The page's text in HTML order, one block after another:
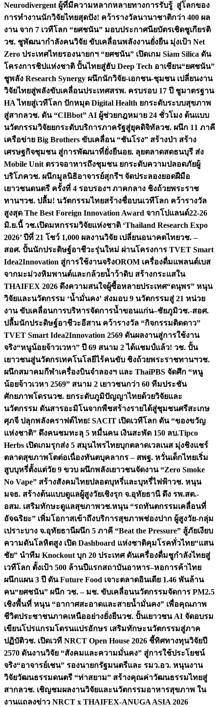
Neurodivergent ผู้ที่มีความหลากหลายทางการรับรู้ สู่โลกของ
การทำงานนักวิจัยไทยสุดปัง! คว้ารางวัลนานาชาติกว่า 400 ผล
งาน จาก 7 เวทีโลก “ยศชนัน” มอบประกาศนียบัตรเชิดชูเกียรติ
วช. ชูพัฒนากำลังคนวิจัย ขับเคลื่อนพลังงานยั่งยืน มุ่งเป้า Net
Zero ประเทศไทยรองนายกฯ “ยศชนัน” เปิดเกม Siam Silica ดัน
โครงการชิปแห่งชาติ ปั้นไทยสู่ฮับ Deep Tech อาเซียน“ยศชนัน”
ชูพลัง Research Synergy ผนึกนักวิจัย-เอกชน-ชุมชน เปลี่ยนงาน
วิจัยไทยสู่พลังขับเคลื่อนประเทศสรพ. ครบรอบ 17 ปี ชูมาตรฐาน
HA ไทยสู่เวทีโลก ปักหมุด Digital Health ยกระดับระบบสุขภาพ
สู่สากลวช. ดัน “CIBbot” AI ผู้ช่วยกฎหมาย 24 ชั่วโมง ต้นแบบ
นวัตกรรมวิจัยยกระดับบริการภาครัฐสู่ยุคดิจิทัลวช. ผนึก 11 ภาคี
เครือข่าย Big Brothers ขับเคลื่อน “ชันโรง” สร้างป่า สร้าง
เศรษฐกิจชุมชน สู่การพัฒนาที่ยั่งยืนอย. ลุยตลาดสดธนบุรี ส่ง
Mobile Unit ตรวจอาหารถึงชุมชน ยกระดับความปลอดภัยผู้
บริโภควช. ผนึกมูลนิธิอาจารย์สุกรีฯ จัดประลองยอดฝีมือ
เยาวชนดนตรี ครั้งที่ 4 รอบรองฯ ภาคกลาง ชิงถ้วยพระราช
ทานฯวช. ปลื้ม! นวัตกรรมไทยสร้างชื่อบนเวทีโลก คว้ารางวัล
สูงสุด The Best Foreign Innovation Award จากโปแลนด์22-26
มิ.ย.นี้ วช.เปิดมหกรรมวิจัยแห่งชาติ ‘Thailand Research Expo
2026’ ปีที่ 21 โชว์ 1,000 ผลงานวิจัย เปลี่ยนอนาคตไทยวช. –
สอศ. ปั้นนักประดิษฐ์อาชีวะรุ่นใหม่ ผ่านโครงการ TVET Smart
Idea2Innovation สู่การใช้งานจริงOROM เครื่องดื่มแพลนต์เบส
จากมะม่วงหิมพานต์และกล้วยน้ำว้าดิบ สร้างกระแสใน
THAIFEX 2026 ดึงความสนใจผู้ซื้อหลายประเทศ“ดนุพร” หนุน
วิจัยและนวัตกรรม ‘น้ำมั่นคง’ ส่งมอบ 9 นวัตกรรมสู่ 21 หน่วย
งาน ขับเคลื่อนการบริหารจัดการน้ำขอนแก่น–ชัยภูมิวช.-สอศ.
ปลื้มนักประดิษฐ์อาชีวะอีสาน คว้ารางวัล “กิจกรรมติดดาว”
TVET Smart Idea2Innovation 2569 ดันผลงานสู่การใช้งาน
จริง“หนูน้อยจ้าวเวหา” ปี 69 สนาม 2 ได้แชมป์แล้ว! วช. ปั้น
เยาวชนสู่นวัตกรเทคโนโลยีไร้คนขับ ชิงถ้วยพระราชทานฯวช.
ผนึกสมาคมกีฬาเครื่องบินจำลองฯ และ ThaiPBS จัดศึก “หนู
น้อยจ้าวเวหา 2569” สนาม 2 เยาวชนกว่า 60 ทีมประชัน
ศักยภาพโดรนวช. ยกระดับภูมิปัญญาไทยด้วยวิจัยและ
นวัตกรรม ดันสารอะมิโนจากพืชสร้างรายได้สู่ชุมชนศรีสะเกษ
ศุภจี ปลุกพลังคราฟต์ไทย! SACIT เปิดเวทีโลก ดัน “ของขวัญ
แห่งชาติ” ดึงคนชมทะลุ 5 หมื่นคน เงินสะพัด 150 ลบ.Tipco
Herbs เปิดเกมรุกส่ง 5 สมุนไพรไทยบุกตลาดเวลเนส มุ่งชิงแชร์
ตลาดสุขภาพโตต่อเนื่องทันตบุคลากร – สพฐ. หวั่นเด็กไทยเริ่ม
สูบบุหรี่ตั้งแต่วัย 9 ขวบ ผนึกพลังเยาวชนจัดงาน “Zero Smoke
No Vape” สร้างสังคมไทยปลอดบุหรี่และบุหรี่ไฟฟ้าวช. หนุน
มจธ. สร้างต้นแบบดูแลผู้สูงวัยเชิงรุก จ.อุทัยธานี ดึง รพ.สต.-
อสม. เสริมทักษะดูแลสุขภาพวช.หนุน “รถทันตกรรมเคลื่อนที่
อัจฉริยะ” เพิ่มโอกาสเข้าถึงบริการสุขภาพช่องปาก ผู้สูงวัย-กลุ่ม
เปราะบาง จ.อุทัยธานีผนึก 5 ภาคี “Beat the Pressure” สู้ภัยเงียบ
ความดันโลหิตสูง เปิด Dashboard แห่งชาติคุมโรคทั่วไทย“แสน
ชัย” นำทีม Knockout บุก 20 ประเทศ ดันเครื่องดื่มชูกำลังไทยสู่
เวทีโลก ตั้งเป้า 500 ล้านปีแรกสถาบันอาหาร–หอการค้าไทย
ผนึกแผน 3 ปี ดัน Future Food เจาะตลาดอินเดีย 1.46 พันล้าน
คน“ยศชนัน” ผนึก วช. – มช. ขับเคลื่อนนวัตกรรมจัดการ PM2.5
เชิงพื้นที่ หนุน “อากาศสะอาดและสายน้ำมั่นคง” เพื่อคุณภาพ
ชีวิตประชาชนภาคเหนืออย่างยั่งยืนวช. ปั้นเยาวชน AI จัดอบรม
เขียนโปรแกรมโดรนแปรอักษร เสริมทักษะนวัตกรรมสู่ภาค
ปฏิบัติวช. เปิดเวที NRCT Open House 2026 ชี้ทิศทางทุนวิจัยปี
2570 ดันงานวิจัย “สังคมและความมั่นคง” สู่การใช้ประโยชน์
จริง“อาจารย์เชน” รองนายกรัฐมนตรีและ รมว.อว. หนุนงาน
วิจัยวัฒนธรรมดนตรี “ท่าสยาม” สร้างคุณค่าวัฒนธรรมไทยสู่
สากลวช. เชิญชมผลงานวิจัยและนวัตกรรมอาหารสุขภาพ ใน
งานแถลงข่าว NRCT x THAIFEX-ANUGA ASIA 2026